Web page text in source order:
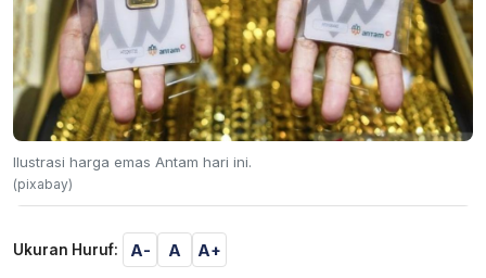
Ilustrasi harga emas Antam hari ini.
(pixabay)
Ukuran Huruf: A- A A+